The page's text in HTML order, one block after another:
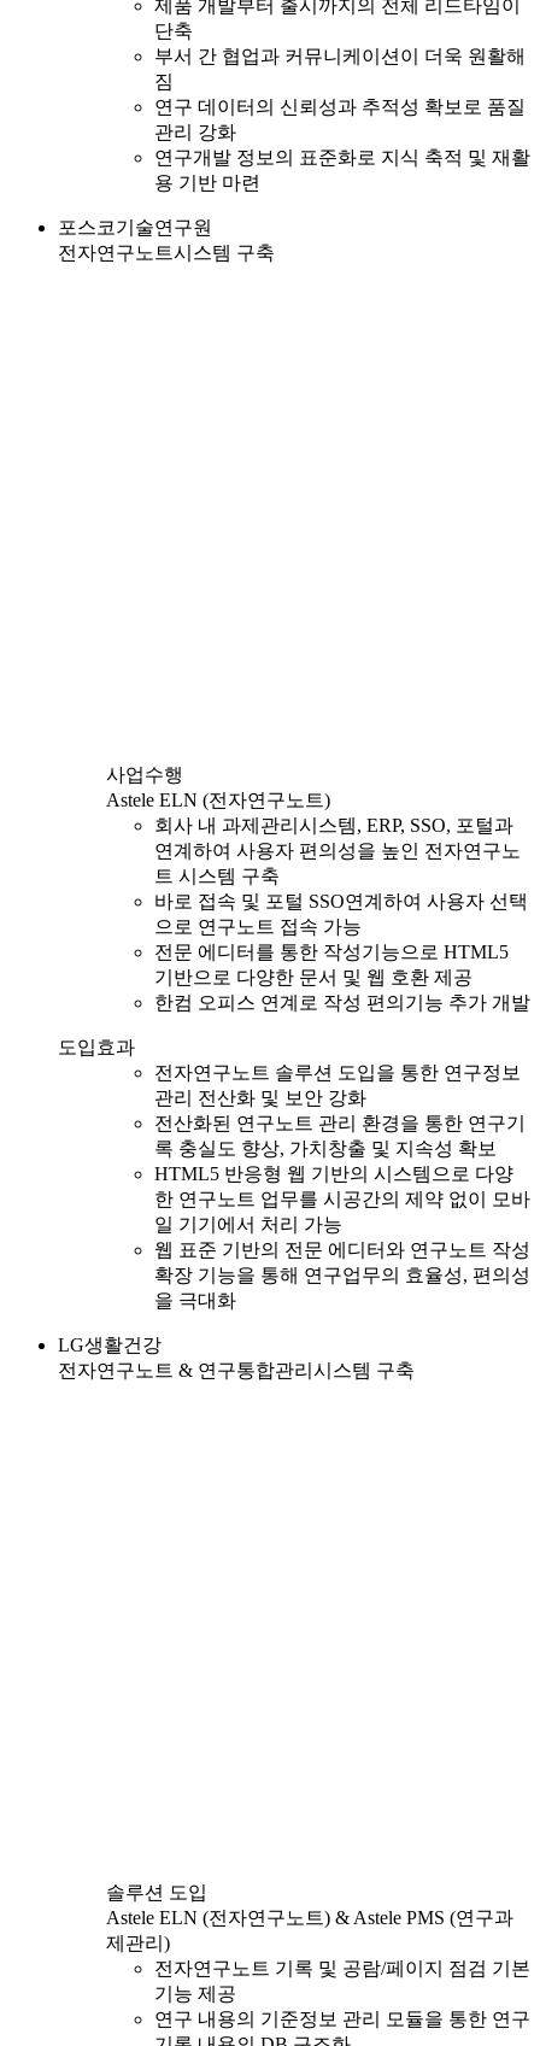
제품 개발부터 출시까지의 전체 리드타임이
단축
부서 간 협업과 커뮤니케이션이 더욱 원활해
짐
연구 데이터의 신뢰성과 추적성 확보로 품질
관리 강화
연구개발 정보의 표준화로 지식 축적 및 재활
용 기반 마련
포스코기술연구원
전자연구노트시스템 구축
사업수행
Astele ELN (전자연구노트)
회사 내 과제관리시스템, ERP, SSO, 포털과
연계하여 사용자 편의성을 높인 전자연구노
트 시스템 구축
바로 접속 및 포털 SSO연계하여 사용자 선택
으로 연구노트 접속 가능
전문 에디터를 통한 작성기능으로 HTML5
기반으로 다양한 문서 및 웹 호환 제공
한컴 오피스 연계로 작성 편의기능 추가 개발
도입효과
전자연구노트 솔루션 도입을 통한 연구정보
관리 전산화 및 보안 강화
전산화된 연구노트 관리 환경을 통한 연구기
록 충실도 향상, 가치창출 및 지속성 확보
HTML5 반응형 웹 기반의 시스템으로 다양
한 연구노트 업무를 시공간의 제약 없이 모바
일 기기에서 처리 가능
웹 표준 기반의 전문 에디터와 연구노트 작성
확장 기능을 통해 연구업무의 효율성, 편의성
을 극대화
LG생활건강
전자연구노트 & 연구통합관리시스템 구축
솔루션 도입
Astele ELN (전자연구노트) & Astele PMS (연구과
제관리)
전자연구노트 기록 및 공람/페이지 점검 기본
기능 제공
연구 내용의 기준정보 관리 모듈을 통한 연구